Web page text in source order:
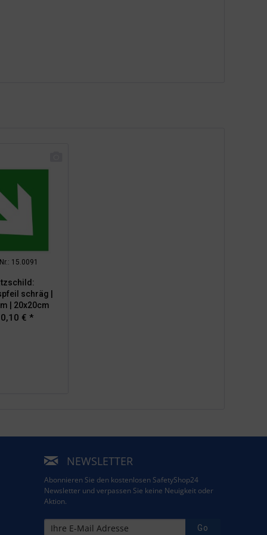
15.0091
schräg |
| 20x20cm
€ *
NEWSLETTER
Abonnieren Sie den kostenlosen SafetyShop24
Newsletter und verpassen Sie keine Neuigkeit oder
Aktion.
Go